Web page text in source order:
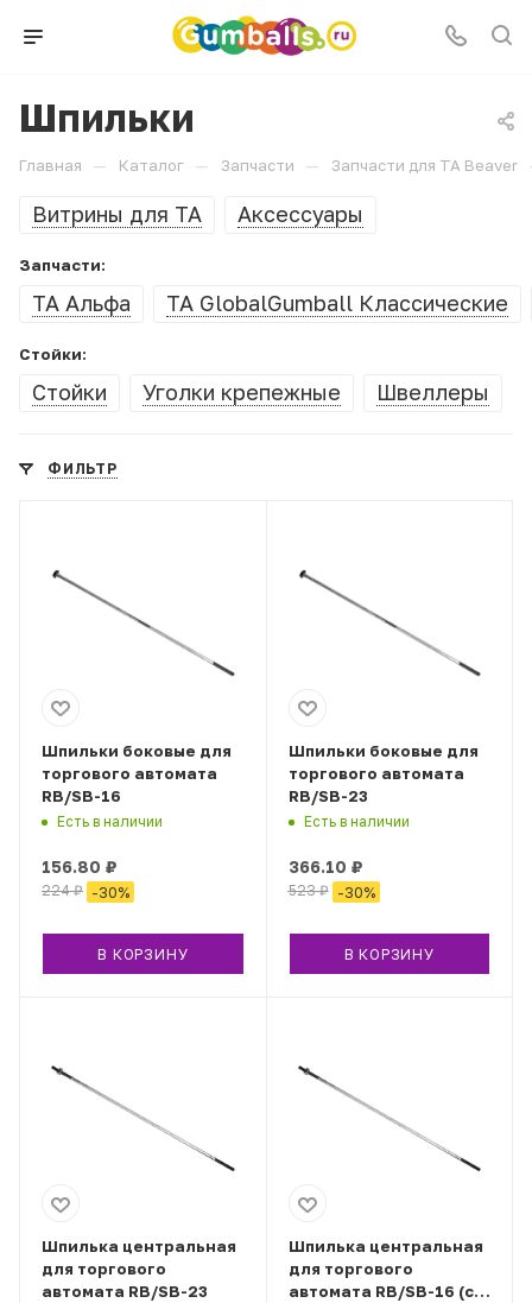
Шпильки
Главная — Каталог — Запчасти — Запчасти для ТА Beaver
Витрины для ТА Аксессуары
Запчасти:
ТА Альфа ТА GlobalGumball Классические
Стойки:
Стойки Уголки крепежные Швеллеры
ФИЛЬТР
Шпильки боковые для
торгового автомата
RB/SB-16
Есть в наличии
156.80 ₽
224₽ -30%
В КОРЗИНУ
Шпильки боковые для
торгового автомата
RB/SB-23
Есть в наличии
366.10 ₽
523₽ -30%
В КОРЗИНУ
Шпилька центральная
для торгового
автомата RB/SB-23
Шпилька центральная
для торгового
автомата RB/SB-16 (с